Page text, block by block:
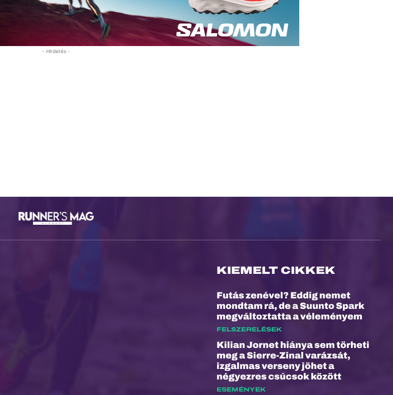
- Hirdetés -
KIEMELT CIKKEK
Futás zenével? Eddig nemet
mondtam rá, de a Suunto Spark
megváltoztatta a véleményem
FELSZERELÉSEK
Kilian Jornet hiánya sem törheti
meg a Sierre-Zinal varázsát,
izgalmas verseny jöhet a
négyezres csúcsok között
ESEMÉNYEK